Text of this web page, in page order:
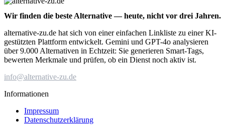
Wir finden die beste Alternative — heute, nicht vor drei Jahren.
alternative-zu.de hat sich von einer einfachen Linkliste zu einer KI-
gestützten Plattform entwickelt. Gemini und GPT-4o analysieren
über 9.000 Alternativen in Echtzeit: Sie generieren Smart-Tags,
bewerten Merkmale und prüfen, ob ein Dienst noch aktiv ist.
info@alternative-zu.de
Informationen
Impressum
Datenschutzerklärung